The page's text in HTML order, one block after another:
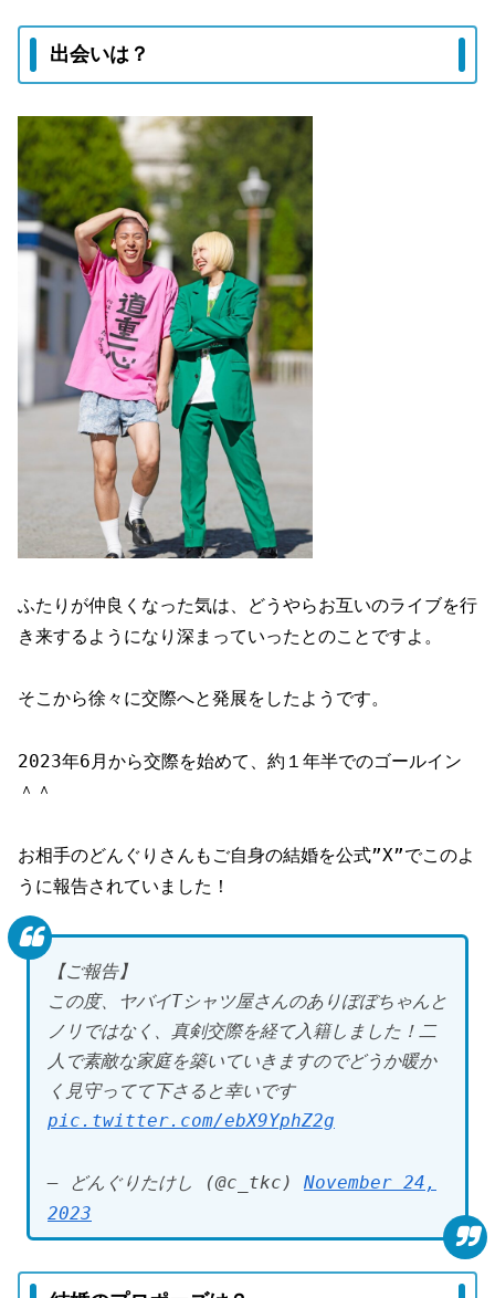
出会いは？
ふたりが仲良くなった気は、どうやらお互いのライブを行
き来するようになり深まっていったとのことですよ。
そこから徐々に交際へと発展をしたようです。
2023年6月から交際を始めて、約１年半でのゴールイン
＾＾
お相手のどんぐりさんもご自身の結婚を公式”X”でこのよ
うに報告されていました！
【ご報告】
この度、ヤバイTシャツ屋さんのありぼぼちゃんと
ノリではなく、真剣交際を経て入籍しました！二
人で素敵な家庭を築いていきますのでどうか暖か
く見守ってて下さると幸いです
pic.twitter.com/ebX9YphZ2g
— どんぐりたけし (@c_tkc) November 24,
2023